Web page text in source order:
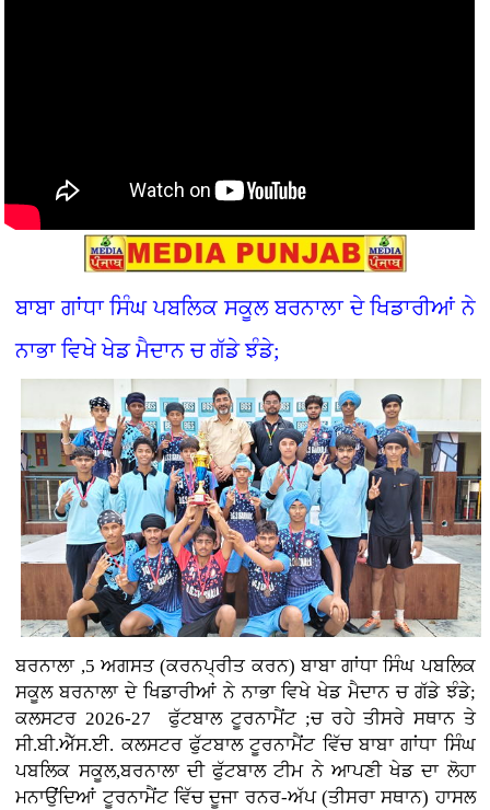
ਬਾਬਾ ਗਾਂਧਾ ਸਿੰਘ ਪਬਲਿਕ ਸਕੂਲ ਬਰਨਾਲਾ ਦੇ ਖਿਡਾਰੀਆਂ ਨੇ
ਨਾਭਾ ਵਿਖੇ ਖੇਡ ਮੈਦਾਨ ਚ ਗੱਡੇ ਝੰਡੇ;
ਬਰਨਾਲਾ ,5 ਅਗਸਤ (ਕਰਨਪ੍ਰੀਤ ਕਰਨ) ਬਾਬਾ ਗਾਂਧਾ ਸਿੰਘ ਪਬਲਿਕ
ਸਕੂਲ ਬਰਨਾਲਾ ਦੇ ਖਿਡਾਰੀਆਂ ਨੇ ਨਾਭਾ ਵਿਖੇ ਖੇਡ ਮੈਦਾਨ ਚ ਗੱਡੇ ਝੰਡੇ;
ਕਲਸਟਰ 2026-27 ਫੁੱਟਬਾਲ ਟੂਰਨਾਮੈਂਟ ;ਚ ਰਹੇ ਤੀਸਰੇ ਸਥਾਨ ਤੇ
ਸੀ.ਬੀ.ਐੱਸ.ਈ. ਕਲਸਟਰ ਫੁੱਟਬਾਲ ਟੂਰਨਾਮੈਂਟ ਵਿੱਚ ਬਾਬਾ ਗਾਂਧਾ ਸਿੰਘ
ਪਬਲਿਕ ਸਕੂਲ,ਬਰਨਾਲਾ ਦੀ ਫੁੱਟਬਾਲ ਟੀਮ ਨੇ ਆਪਣੀ ਖੇਡ ਦਾ ਲੋਹਾ
ਮਨਾਉਂਦਿਆਂ ਟੂਰਨਾਮੈਂਟ ਵਿੱਚ ਦੂਜਾ ਰਨਰ-ਅੱਪ (ਤੀਸਰਾ ਸਥਾਨ) ਹਾਸਲ